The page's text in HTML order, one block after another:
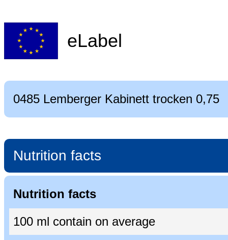
eLabel
0485 Lemberger Kabinett trocken 0,75
Nutrition facts
Nutrition facts
100 ml contain on average